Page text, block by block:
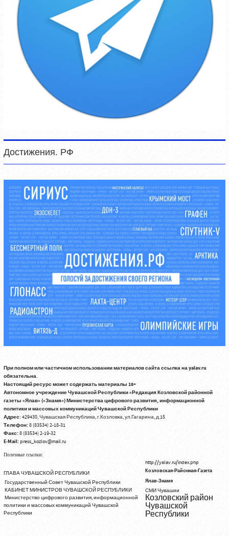
Достижения. РФ
При полном или частичном использовании материалов сайта ссылка на yalav.ru
обязательна.
Настоящий ресурс может содержать материалы 18+
Автономное учреждение Чувашской Республики «Редакция Козловской районной
газеты «Ялав» («Знамя») Министерства цифрового развития, информационной
политики и массовых коммуникаций Чувашской Республики
Адрес:429430, Чувашская Республика, г.Козловка, ул.Гагарина, д.15
Телефон:8 (83534) 2-18-31
Факс:8 (83534) 2-19-32
E-Mail:press_kozlov@mail.ru
Полезные ссылки:
ГЛАВА ЧУВАШСКОЙ РЕСПУБЛИКИ
Государственный Совет Чувашской Республики
КАБИНЕТ МИНИСТРОВ ЧУВАШСКОЙ РЕСПУБЛИКИ
Министерство цифрового развития, информационной
политики и массовых коммуникаций Чувашской
Республики
http://yalav.ru/index.php
Козловская-Районная-Газета
Ялав-Знамя
СМИ Чувашии
Козловский район
Чувашской
Республики